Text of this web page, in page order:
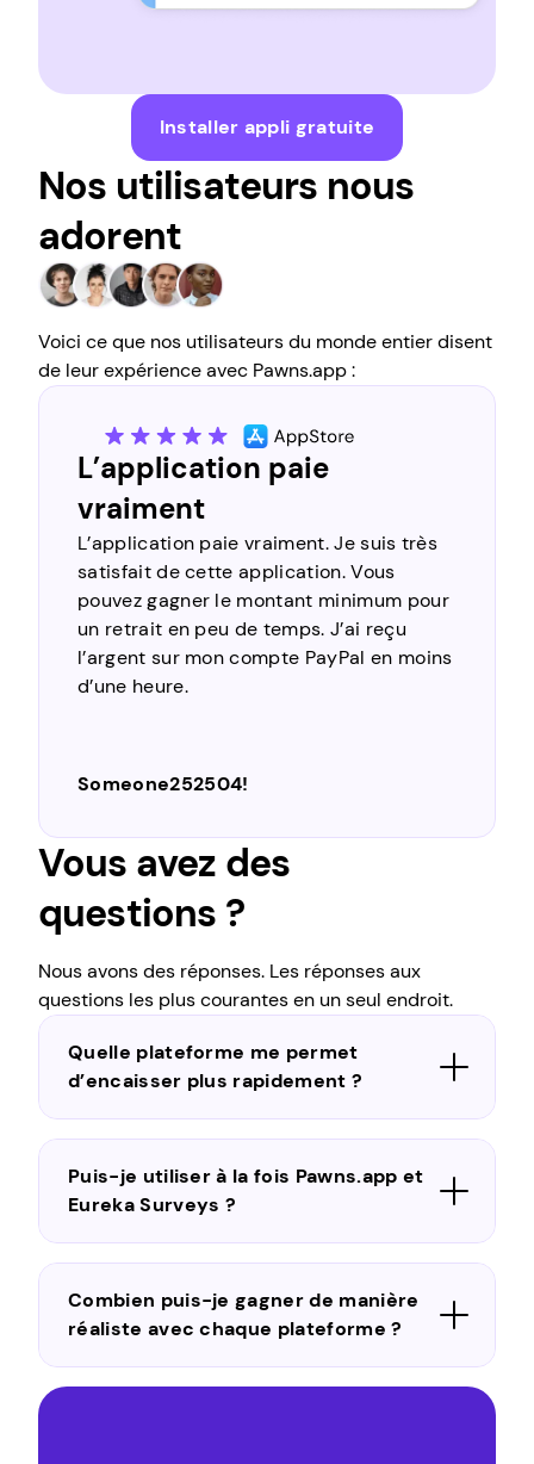
Installer appli gratuite
Nos utilisateurs nous
adorent
Voici ce que nos utilisateurs du monde entier disent
de leur expérience avec Pawns.app :
Le plus légitime et le plus
digne de confiance
Une application qui est toujours dans
mon cœur… Parmi les nombreuses
applications lucratives en circulation,
c’est peut-être la plus légitime et la plus
fiable. La première étape de l’inscription
est très facile à faire. Il n’y a rien de
simples, vous pouvez gagner de l’argent
Moto Gp
Vous avez des
questions ?
Nous avons des réponses. Les réponses aux
questions les plus courantes en un seul endroit.
Quelle plateforme me permet
d’encaisser plus rapidement ?
Puis-je utiliser à la fois Pawns.app et
Eureka Surveys ?
Combien puis-je gagner de manière
réaliste avec chaque plateforme ?